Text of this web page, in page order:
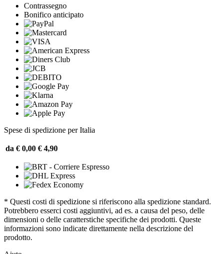
Contrassegno
Bonifico anticipato
Spese di spedizione per Italia
da € 0,00 € 4,90
* Questi costi di spedizione si riferiscono alla spedizione standard.
Potrebbero esserci costi aggiuntivi, ad es. a causa del peso, delle
dimensioni o delle caratterstiche specifiche dei prodotti. Queste
informazioni sono indicate direttamente nella descrizione del
prodotto.